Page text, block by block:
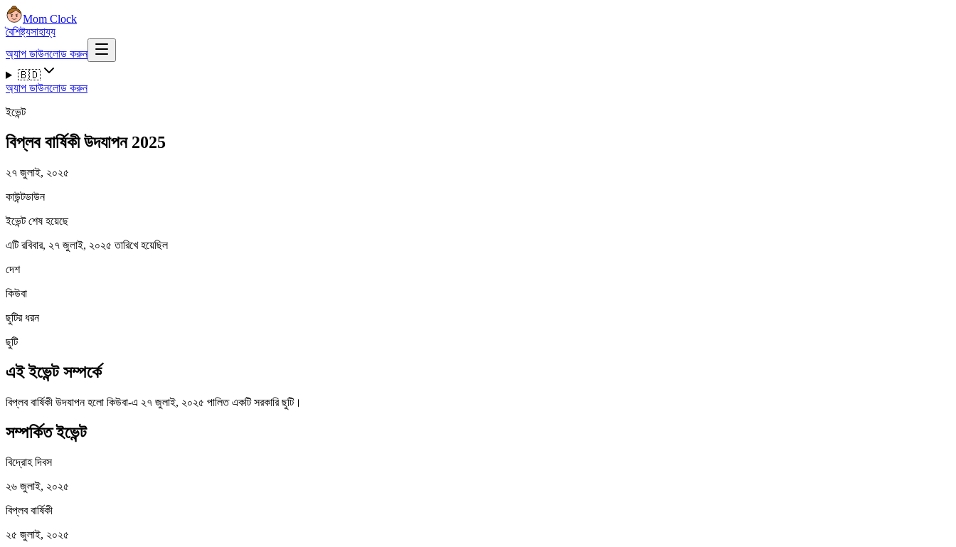
Mom Clock
বৈশিষ্ট্যসাহায্য
অ্যাপ ডাউনলোড করুন
🇧🇩
অ্যাপ ডাউনলোড করুন
ইভেন্ট
বিপ্লব বার্ষিকী উদযাপন 2025
২৭ জুলাই, ২০২৫
কাউন্টডাউন
ইভেন্ট শেষ হয়েছে
এটি রবিবার, ২৭ জুলাই, ২০২৫ তারিখে হয়েছিল
দেশ
কিউবা
ছুটির ধরন
ছুটি
এই ইভেন্ট সম্পর্কে
বিপ্লব বার্ষিকী উদযাপন হলো কিউবা-এ ২৭ জুলাই, ২০২৫ পালিত একটি সরকারি ছুটি।
সম্পর্কিত ইভেন্ট
বিদ্রোহ দিবস
২৬ জুলাই, ২০২৫
বিপ্লব বার্ষিকী
২৫ জুলাই, ২০২৫